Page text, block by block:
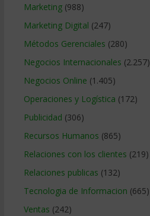
Marketing(988)
Marketing Digital (247)
Métodos Gerenciales (280)
Negocios Internacionales (2.257)
Negocios Online (1.405)
Operaciones y Logística (172)
Publicidad (306)
Recursos Humanos (865)
Relaciones con los clientes (219)
Relaciones publicas (132)
Tecnologia de Informacion (665)
Ventas (242)